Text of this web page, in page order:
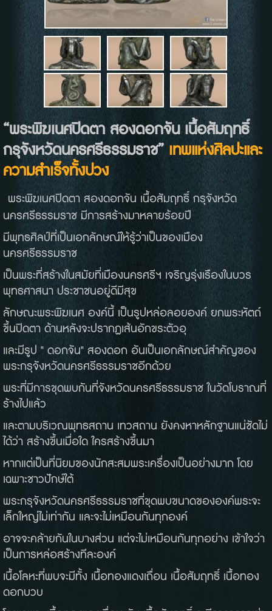
“พระพิฆเนศปิดตา สองดอกจัน เนื้อสัมฤทธิ์
กรุจังหวัดนครศรีธรรมราช” เทพแห่งศิลปะและ
ความสำเร็จทั้งปวง
พระพิฆเนศปิดตา สองดอกจัน เนื้อสัมฤทธิ์ กรุจังหวัด
นครศรีธรรมราช มีการสร้างมาหลายร้อยปี
มีพุทธศิลป์ที่เป็นเอกลักษณ์ให้รู้ว่าเป็นของเมือง
นครศรีธรรมราช
เป็นพระที่สร้างในสมัยที่เมืองนครศรีฯ เจริญรุ่งเรืองในบวร
พุทธศาสนา ประชาชนอยู่ดีมีสุข
ลักษณะพระพิฆเนศ องค์นี้ เป็นรูปหล่อลอยองค์ ยกพระหัตถ์
ขึ้นปิดตา ด้านหลังจะปรากฏเส้นอักขระตัวอุ
และมีรูป " ดอกจัน" สองดอก อันเป็นเอกลักษณ์สำคัญของ
พระกรุจังหวัดนครศรีธรรมราชอีกด้วย
พระที่มีการขุดพบกันที่จังหวัดนครศรีธรรมราช ในวัดโบราณที่
ร้างไปแล้ว
และตามบริเวณพุทธสถาน เทวสถาน ยังคงหาหลักฐานแน่ชัดไม่
ได้ว่า สร้างขึ้นเมื่อใด ใครสร้างขึ้นมา
หากแต่เป็นที่นิยมของนักสะสมพระเครื่องเป็นอย่างมาก โดย
เฉพาะชาวปักษ์ใต้
พระกรุจังหวัดนครศรีธรรมราชที่ขุดพบขนาดขององค์พระจะ
เล็กใหญ่ไม่เท่ากัน และจะไม่เหมือนกันทุกองค์
อาจจะคล้ายกันในบางส่วน แต่จะไม่เหมือนกันทุกอย่าง เข้าใจว่า
เป็นการหล่อสร้างทีละองค์
เนื้อโลหะที่พบจะมีทั้ง เนื้อทองแดงเถื่อน เนื้อสัมฤทธิ์ เนื้อทอง
ดอกบวบ